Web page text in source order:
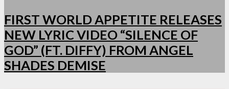
FIRST WORLD APPETITE RELEASES
NEW LYRIC VIDEO “SILENCE OF
GOD” (FT. DIFFY) FROM ANGEL
SHADES DEMISE